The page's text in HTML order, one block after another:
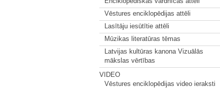
Vēstures enciklopēdijas attēli
Lasītāju iesūtītie attēli
Mūzikas literatūras tēmas
Latvijas kultūras kanona Vizuālās
mākslas vērtības
VIDEO
Vēstures enciklopēdijas video ieraksti